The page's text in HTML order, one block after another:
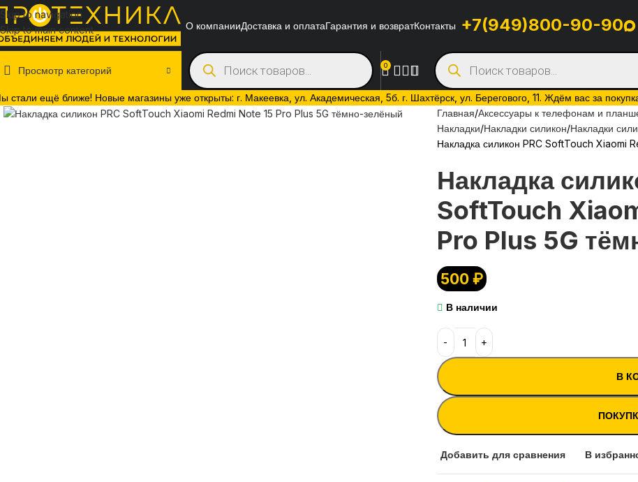
Skip to navigation
Skip to main content
стали ещё ближе! Новые магазины уже открыты: г. Макеевка, ул. Академическая, 5б. г. Шахтёрск, ул. Берегового, 11. Ждём вас за
О компанииДоставка и оплатаГарантия и возвратКонтакты +7(949)800-90-90
Просмотр категорий 0
Нажмите, чтобы увеличить
Главная Аксессуары к телефонам и
Накладки Накладки силикон Накладки
Накладка силикон PRC SoftTouch Xiaomi
Накладка
SoftTouch
Pro Plus 5G
500₽
В наличии
В
Добавить для сравнения В